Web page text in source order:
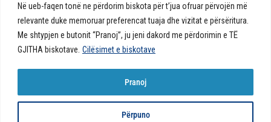
Në ueb-faqen tonë ne përdorim biskota për t’jua ofruar përvojën më
relevante duke memoruar preferencat tuaja dhe vizitat e përsëritura.
Me shtypjen e butonit “Pranoj”, ju jeni dakord me përdorimin e TË
GJITHA biskotave. Cilësimet e biskotave
Përpuno
Pranoj
këshilla shëndetësore rreth
shëndetit tuaj. Ne kemi krijuar
një ueb portal që do t'ju ofrojë
përgjigjet e pyetjeve tuaja në
shëndetshme.
Ul. Skupi 5A Shkup
Sistina - Bëhet
fjalë për jetën!
Politika e biskotave në ueb-faqe |